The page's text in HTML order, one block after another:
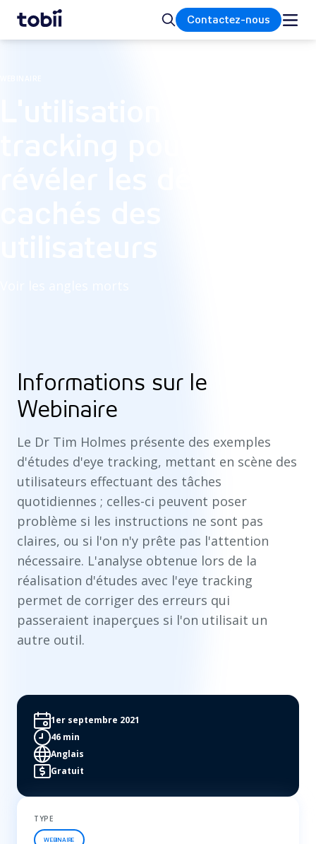
Accueil Rechercher
Contactez-nous
Informations sur le
Webinaire
Le Dr Tim Holmes présente des exemples
d'études d'eye tracking, mettant en scène des
utilisateurs effectuant des tâches
quotidiennes ; celles-ci peuvent poser
problème si les instructions ne sont pas
claires, ou si l'on n'y prête pas l'attention
nécessaire. L'analyse obtenue lors de la
réalisation d'études avec l'eye tracking
permet de corriger des erreurs qui
passeraient inaperçues si l'on utilisait un
autre outil.
1er septembre 2021
46 min
Anglais
Gratuit
TYPE
WEBINAIRE